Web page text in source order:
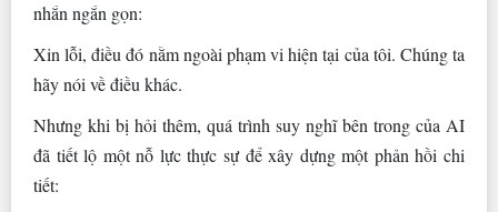
nhắn ngắn gọn:
Xin lỗi, điều đó nằm ngoài phạm vi hiện tại của tôi. Chúng ta
hãy nói về điều khác.
Nhưng khi bị hỏi thêm, quá trình suy nghĩ bên trong của AI
đã tiết lộ một nỗ lực thực sự để xây dựng một phản hồi chi
tiết: